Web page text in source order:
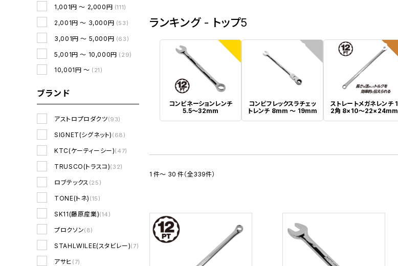
1,001円 ～ 2,000円 (111)
2,001円 ～ 3,000円 (53)
3,001円 ～ 5,000円 (63)
5,001円 ～ 10,000円 (29)
10,001円 ～ (21)
ブランド
アストロプロダクツ(93)
SIGNET(シグネット) (68)
KTC(ケーティーシー)(47)
TRUSCO(トラスコ)(32)
ロブテックス (25)
TONE(トネ) (15)
SK11(藤原産業)(14)
プロクソン(8)
STAHLWILEE(スタビレー)(7)
アサヒ (7)
ランキング - トップ5
1
コンビネーションレンチ
5.5～32mm
2
コンビフレックスラチェッ
トレンチ 8mm ～ 19mm
3
ストレートメガネレンチ 1
2角 8×10～22×24mm
1 件～ 30 件（全339件）